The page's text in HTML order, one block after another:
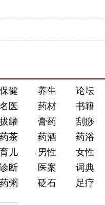
保健 养生
论坛
名医 药材
书籍
拔罐 膏药
刮痧
药茶 药酒
药浴
育儿 男性
女性
诊断 医案
词典
药粥 砭石 足疗